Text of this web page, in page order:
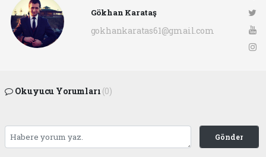
Gökhan Karataş
gokhankaratas61@gmail.com
Okuyucu Yorumları (0)
Gönder